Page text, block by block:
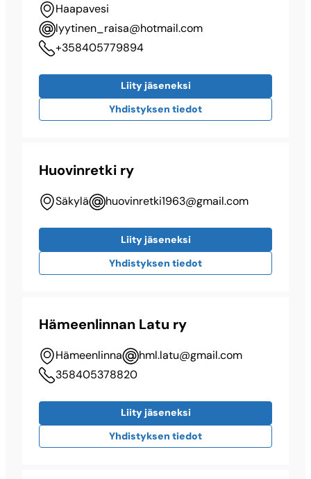
Haapavesi
lyytinen_raisa@​hotmail.com
+358405779894
Liity jäseneksi
Yhdistyksen tiedot
Huovinretki ry
Säkylä huovinretki1963@​gmail.com
Liity jäseneksi
Yhdistyksen tiedot
Hämeenlinnan Latu ry
Hämeenlinna
hml.latu@​gmail.com
358405378820
Liity jäseneksi
Yhdistyksen tiedot